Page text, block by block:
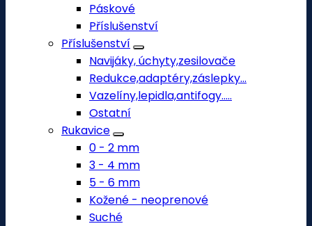
Páskové
Příslušenství
Příslušenství
Navijáky, úchyty,zesilovače
Redukce,adaptéry,záslepky...
Vazelíny,lepidla,antifogy.....
Ostatní
Rukavice
0 - 2 mm
3 - 4 mm
5 - 6 mm
Kožené - neoprenové
Suché